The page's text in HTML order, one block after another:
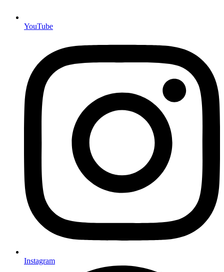
YouTube
Instagram